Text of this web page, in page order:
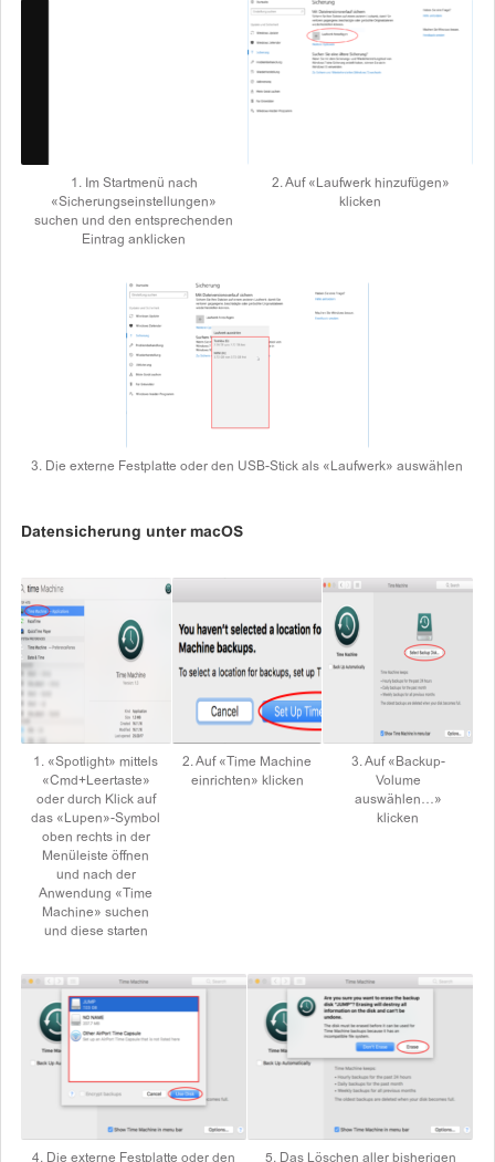
1. Im Startmenü nach
«Sicherungseinstellungen»
suchen und den entsprechenden
Eintrag anklicken
2. Auf «Laufwerk hinzufügen»
klicken
3. Die externe Festplatte oder den USB-Stick als «Laufwerk» auswählen
Datensicherung unter macOS
1. «Spotlight» mittels
«Cmd+Leertaste»
oder durch Klick auf
das «Lupen»-Symbol
oben rechts in der
Menüleiste öffnen
und nach der
Anwendung «Time
Machine» suchen
und diese starten
2. Auf «Time Machine
einrichten» klicken
3. Auf «Backup-
Volume
auswählen…»
klicken
4. Die externe Festplatte oder den
5. Das Löschen aller bisherigen